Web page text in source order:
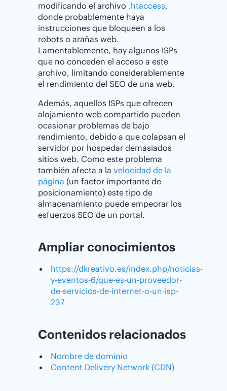
modificando el archivo .htaccess,
donde probablemente haya
instrucciones que bloqueen a los
robots o arañas web.
Lamentablemente, hay algunos ISPs
que no conceden el acceso a este
archivo, limitando considerablemente
el rendimiento del SEO de una web.
Además, aquellos ISPs que ofrecen
alojamiento web compartido pueden
ocasionar problemas de bajo
rendimiento, debido a que colapsan el
servidor por hospedar demasiados
sitios web. Como este problema
también afecta a la velocidad de la
página (un factor importante de
posicionamiento) este tipo de
almacenamiento puede empeorar los
esfuerzos SEO de un portal.
Ampliar conocimientos
https://dkreativo.es/index.php/noticias-
y-eventos-6/que-es-un-proveedor-
de-servicios-de-internet-o-un-isp-
237
Contenidos relacionados
Nombre de dominio
Content Delivery Network (CDN)